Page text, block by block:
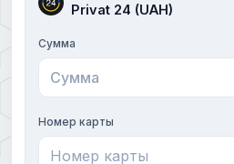
Privat 24 (UAH)
Сумма
Номер карты